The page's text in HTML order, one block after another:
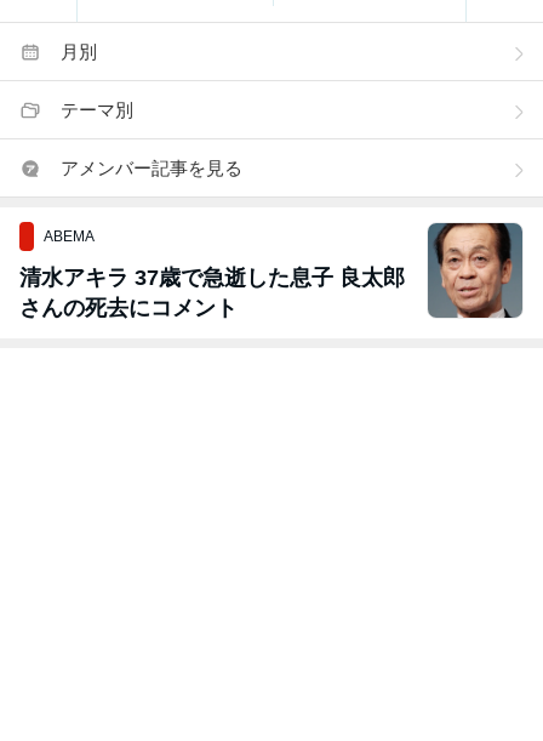
月別
テーマ別
アメンバー記事を見る
ABEMA
清水アキラ 37歳で急逝した息子 良太郎
さんの死去にコメント